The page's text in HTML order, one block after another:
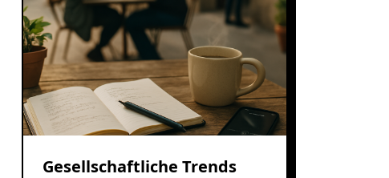
Gesellschaftliche Trends